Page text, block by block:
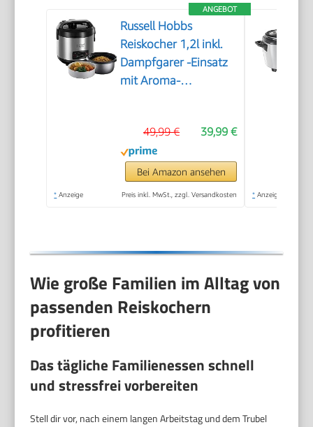
ANGEBOT
Russell Hobbs
Reiskocher 1,2l inkl.
Dampfgarer -Einsatz
mit Aroma-
antihaftbeschichteter
Gartopf, Reislöffel &
Messbecher,
Edelstahl) 27080-56
39,99 €
49,99 €
Bei Amazon ansehen
* Anzeige Preis inkl. MwSt., zzgl. Versandkosten * Anzeige
Wie große Familien im Alltag von
passenden Reiskochern
profitieren
Das tägliche Familienessen schnell
und stressfrei vorbereiten
Stell dir vor, nach einem langen Arbeitstag und dem Trubel